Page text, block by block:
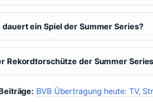
dauert ein Spiel der Summer Series?
Rekordtorschütze der Summer
BVB Übertragung heute: TV,